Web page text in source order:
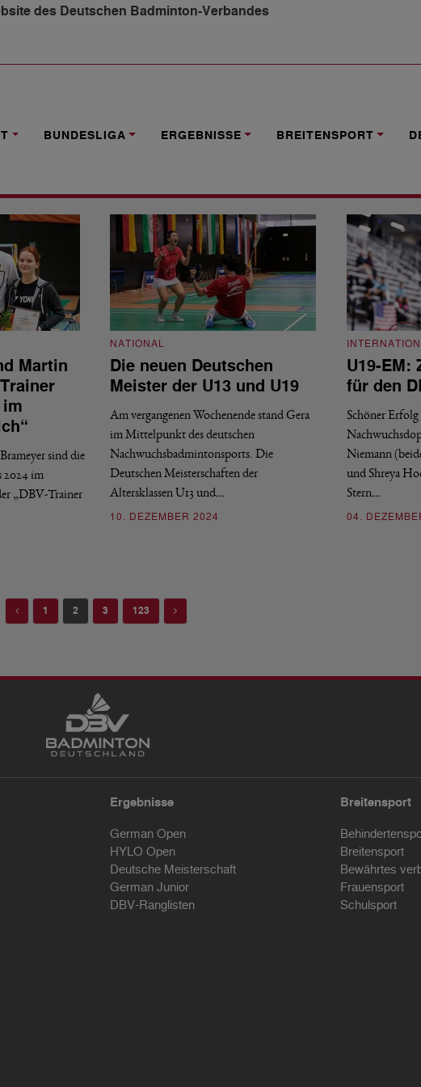
des Deutschen Badminton-Verbandes
BUNDESLIGA ERGEBNISSE BREITENSPORT
Martin
im
sind die
2024 im
„DBV-Trainer
NATIONAL
Die neuen Deutschen
Meister der U13 und U19
Am vergangenen Wochenende stand Gera
im Mittelpunkt des deutschen
Nachwuchsbadmintonsports. Die
Deutschen Meisterschaften der
Altersklassen U13 und…
10. DEZEMBER 2024
U19-EM:
für den
Schöner
Niemann
und Shreya
Stern…
04.
Previous
1 2 3 123 Next
Ergebnisse
German Open
HYLO Open
Deutsche Meisterschaft
German Junior
DBV-Ranglisten
Breitensport
Breitensport
Bewährtes
Frauensport
Schulsport